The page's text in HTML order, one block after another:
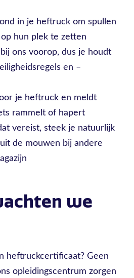
in je heftruck om spullen
hun plek te zetten
ons voorop, dus je houdt
en –
je heftruck en meldt
rammelt of hapert
vereist, steek je natuurlijk
de mouwen bij andere
we
heftruckcertificaat? Geen
opleidingscentrum zorgen